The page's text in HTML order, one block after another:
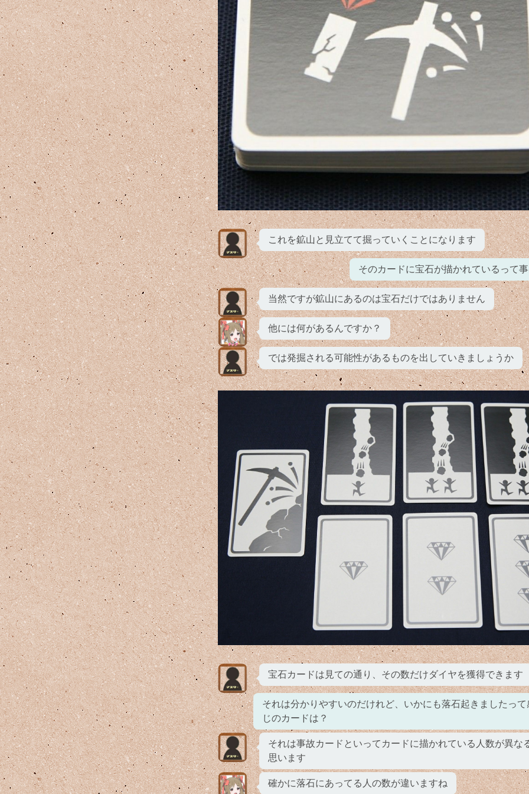
これを鉱山と見立てて掘っていくことになります
そのカードに宝石が描かれているって
当然ですが鉱山にあるのは宝石だけではありません
他には何があるんですか？
では発掘される可能性があるものを出していきましょうか
宝石カードは見ての通り、その数だけダイヤを獲得できます
それは分かりやすいのだけれど、いかにも落石起きましたって
じのカードは？
それは事故カードといってカードに描かれている人数が異な
思います
確かに落石にあってる人の数が違いますね